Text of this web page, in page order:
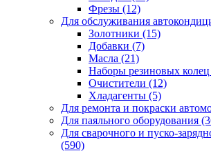
Фрезы (12)
Для обслуживания
Золотники (15)
Добавки (7)
Масла (21)
Наборы резиновых колец
Очистители (12)
Хладагенты (5)
Для ремонта и покраски
Для паяльного оборудования
Для сварочного и пуско-
(590)